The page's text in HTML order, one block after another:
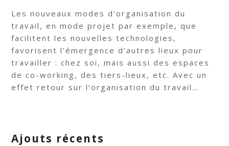
Les nouveaux modes d’organisation du
travail, en mode projet par exemple, que
facilitent les nouvelles technologies,
favorisent l’émergence d’autres lieux pour
travailler : chez soi, mais aussi des espaces
de co-working, des tiers-lieux, etc. Avec un
effet retour sur l’organisation du travail…
Ajouts récents